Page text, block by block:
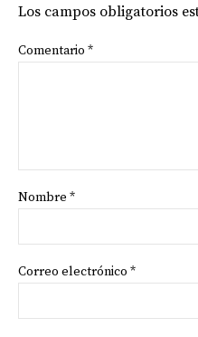
Los campos obligatorios
Comentario *
Nombre *
Correo electrónico *